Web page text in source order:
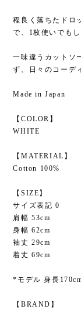
程良く落ちたドロ
で、1枚使いでも
一味違うカットソ
ず、日々のコーデ
Made in Japan
【COLOR】
WHITE
【MATERIAL】
Cotton 100%
【SIZE】
サイズ表記 0
肩幅 53cm
身幅 62cm
袖丈 29cm
着丈 69cm
*モデル 身長
【BRAND】